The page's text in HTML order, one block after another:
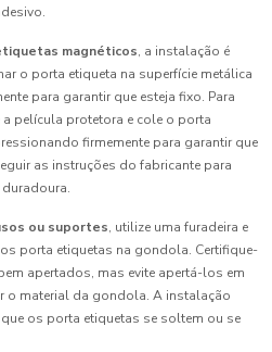
magnéticos, a instalação é
o porta etiqueta na superfície metálica
para garantir que esteja fixo. Para
a película protetora e cole o porta
firmemente para garantir que
as instruções do fabricante para
ou suportes, utilize uma furadeira e
porta etiquetas na gondola. Certifique-
apertados, mas evite apertá-los em
o material da gondola. A instalação
os porta etiquetas se soltem ou se